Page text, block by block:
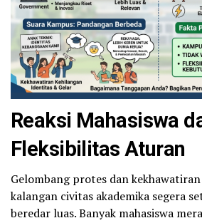
Reaksi Mahasiswa
Fleksibilitas Aturan
Gelombang protes dan
kalangan civitas akademika segera
beredar luas. Banyak mahasiswa